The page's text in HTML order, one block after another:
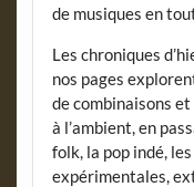
de musiques en
Les chroniques
nos pages
de combinaisons
à l’ambient, en
folk, la pop indé,
expérimentales,